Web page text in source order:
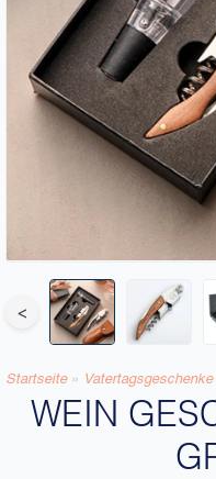
<
Startseite » Vatertagsgeschenke
WEIN